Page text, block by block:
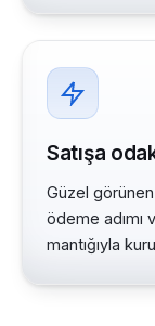
Satışa
Güzel görünen
ödeme adımı
mantığıyla